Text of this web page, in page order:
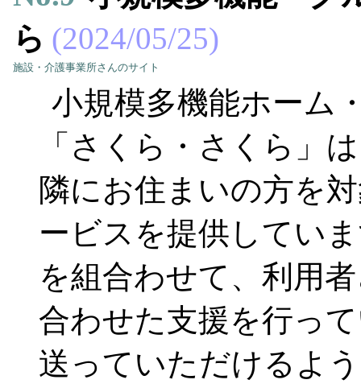
ら
2024/05/25
施設・介護事業所さんのサイト
小規模多機能ホーム
「さくら・さくら」
隣にお住まいの方を
ービスを提供してい
を組合わせて、利用
合わせた支援を行っ
送っていただけるよ